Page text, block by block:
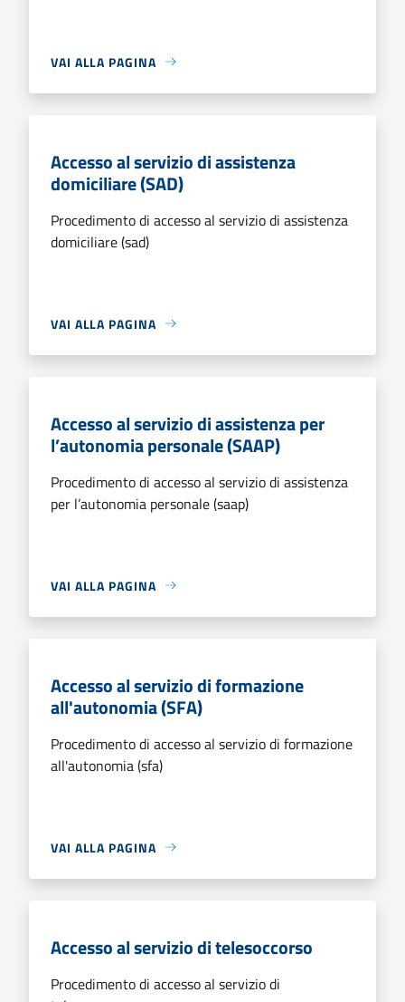
VAI ALLA PAGINA
Accesso al servizio di assistenza
domiciliare (SAD)
Procedimento di accesso al servizio di assistenza
domiciliare (sad)
VAI ALLA PAGINA
Accesso al servizio di assistenza per
l’autonomia personale (SAAP)
Procedimento di accesso al servizio di assistenza
per l’autonomia personale (saap)
VAI ALLA PAGINA
Accesso al servizio di formazione
all'autonomia (SFA)
Procedimento di accesso al servizio di formazione
all'autonomia (sfa)
VAI ALLA PAGINA
Accesso al servizio di telesoccorso
Procedimento di accesso al servizio di